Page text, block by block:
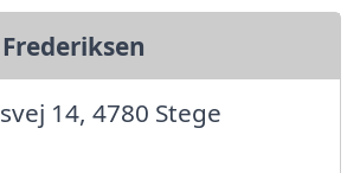
14, 4780 Stege